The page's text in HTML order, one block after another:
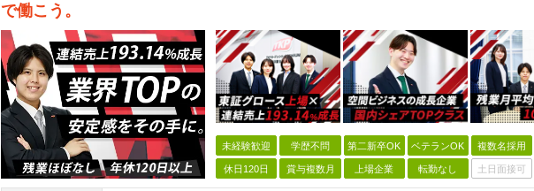
で働こう。
未経験歓迎 学歴不問 第二新卒OK ベテランOK 複数名採用
休日120日 賞与複数月 上場企業 転勤なし 土日面接可